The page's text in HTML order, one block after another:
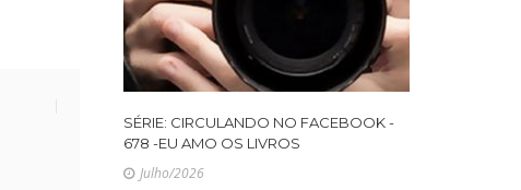
SÉRIE: CIRCULANDO NO FACEBOOK -
678 -EU AMO OS LIVROS
Julho/2026